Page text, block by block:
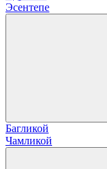
Эсентепе
Багликой
Чамликой